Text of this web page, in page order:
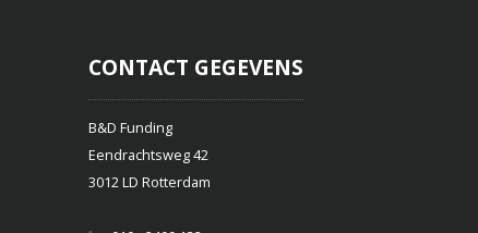
CONTACT GEGEVENS
B&D Funding
Eendrachtsweg 42
3012 LD Rotterdam